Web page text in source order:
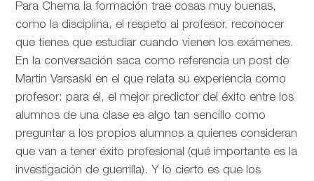
Para Chema la formación trae cosas muy buenas,
como la disciplina, el respeto al profesor, reconocer
que tienes que estudiar cuando vienen los exámenes.
En la conversación saca como referencia un post de
Martin Varsaski en el que relata su experiencia como
profesor: para él, el mejor predictor del éxito entre los
alumnos de una clase es algo tan sencillo como
preguntar a los propios alumnos a quienes consideran
que van a tener éxito profesional (qué importante es la
investigación de guerrilla). Y lo cierto es que los